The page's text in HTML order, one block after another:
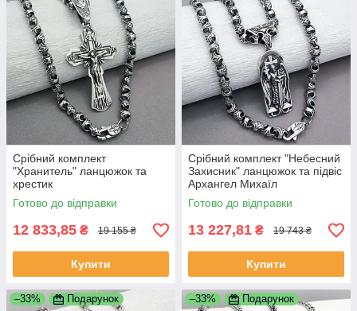
Срібний комплект
"Хранитель" ланцюжок та
хрестик
Готово до відправки
12 833,85 ₴ 19 155 ₴
Купити
Срібний комплект "Небесний
Захисник" ланцюжок та підвіс
Архангел Михаїл
Готово до відправки
13 227,81 ₴ 19 743 ₴
Купити
–33% Подарунок –33% Подарунок